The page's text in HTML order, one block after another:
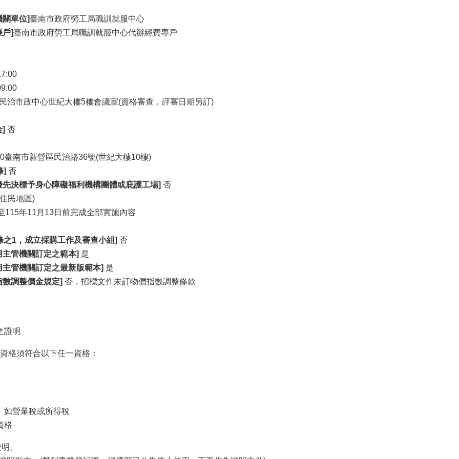
關單位]臺南市政府勞工局職訓就服中心
戶]臺南市政府勞工局職訓就服中心代辦經費專戶
治市政中心世紀大樓5樓會議室(資格審查，評審日期另訂)
] 否
臺南市新營區民治路36號(世紀大樓10樓)
] 否
決標予身心障礙福利機構團體或庇護工場] 否
民地區)
115年11月13日前完成全部實施內容
1，成立採購工作及審查小組] 否
管機關訂定之範本] 是
管機關訂定之最新版範本] 是
調整價金規定] 否，招標文件未訂物價指數調整條款
證明
格須符合以下任一資格：
如營業稅或所得稅
格
。